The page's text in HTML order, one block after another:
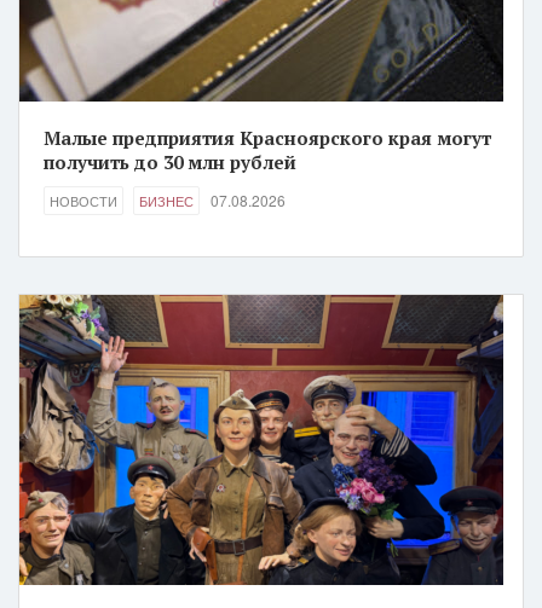
Малые предприятия Красноярского края могут
получить до 30 млн рублей
НОВОСТИ БИЗНЕС 07.08.2026